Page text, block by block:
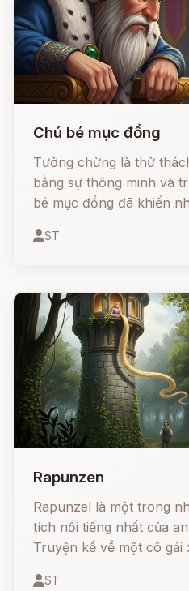
Chú bé mục đồng
Tưởng chừng là thử
bằng sự thông minh và
bé mục đồng đã khiến
vua.
ST
Rapunzen
Rapunzel là một trong
tích nổi tiếng nhất của
Truyện kể về một cô gái
cao. Nhưng tình yêu và
ST